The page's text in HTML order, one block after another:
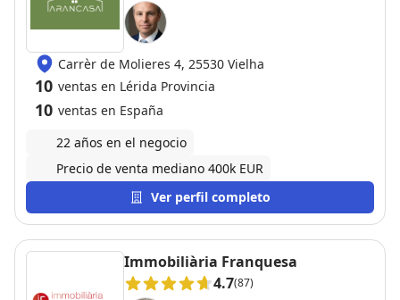
Carrèr de Molieres 4, 25530 Vielha
10 ventas en Lérida Provincia
10 ventas en España
22 años en el negocio
Precio de venta mediano 400k EUR
Ver perfil completo
Immobiliària Franquesa
4.7(87)